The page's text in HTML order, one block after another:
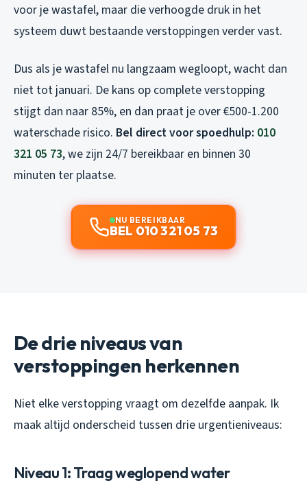
voor je wastafel, maar die verhoogde druk in het
systeem duwt bestaande verstoppingen verder vast.
Dus als je wastafel nu langzaam wegloopt, wacht dan
niet tot januari. De kans op complete verstopping
stijgt dan naar 85%, en dan praat je over €500-1.200
waterschade risico. Bel direct voor spoedhulp: 010
321 05 73, we zijn 24/7 bereikbaar en binnen 30
minuten ter plaatse.
NU BEREIKBAAR
BEL 010 321 05 73
De drie niveaus van
verstoppingen herkennen
Niet elke verstopping vraagt om dezelfde aanpak. Ik
maak altijd onderscheid tussen drie urgentieniveaus:
Niveau 1: Traag weglopend water